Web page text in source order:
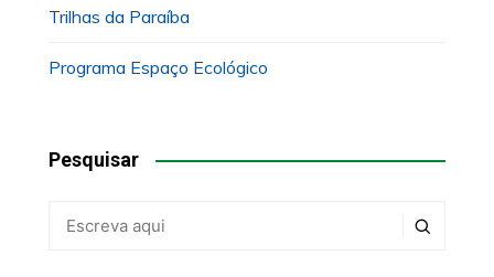
Trilhas da Paraíba
Programa Espaço Ecológico
Pesquisar